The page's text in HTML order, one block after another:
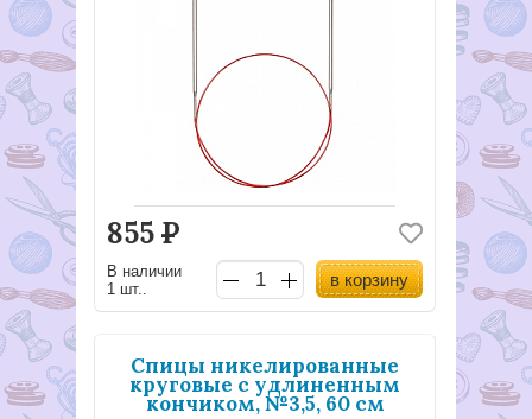
855Р
В наличии
1 шт..
в корзину
Спицы никелированные
круговые с удлиненным
кончиком, №3,5, 60 см